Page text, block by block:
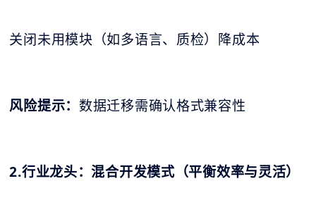
关闭未用模块（如多语言、质检）降成本
风险提示： 数据迁移需确认格式兼容性
2.行业龙头：混合开发模式（平衡效率与灵活）